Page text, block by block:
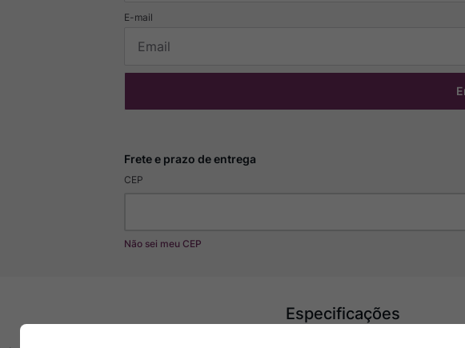
CEP
Não sei meu CEP
Especificações